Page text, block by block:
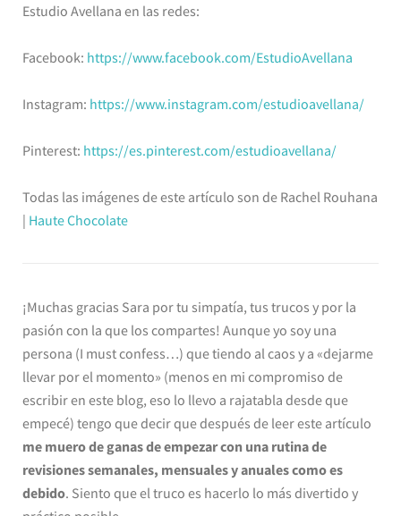
Estudio Avellana en las redes:
Facebook: https://www.facebook.com/EstudioAvellana
Instagram: https://www.instagram.com/estudioavellana/
Pinterest: https://es.pinterest.com/estudioavellana/
Todas las imágenes de este artículo son de Rachel Rouhana
| HauteChocolate
¡Muchas gracias Sara por tu simpatía, tus trucos y por la
pasión con la que los compartes! Aunque yo soy una
persona (I must confess…) que tiendo al caos y a «dejarme
llevar por el momento» (menos en mi compromiso de
escribir en este blog, eso lo llevo a rajatabla desde que
empecé) tengo que decir que después de leer este artículo
me muero de ganas de empezar con una rutina de
revisiones semanales, mensuales y anuales como es
debido. Siento que el truco es hacerlo lo más divertido y